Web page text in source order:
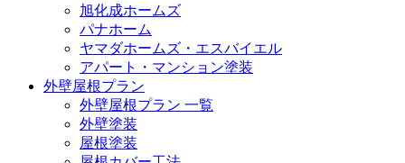
旭化成ホームズ
パナホーム
ヤマダホームズ・エスバイエル
アパート・マンション塗装
外壁屋根プラン
外壁屋根プラン 一覧
外壁塗装
屋根塗装